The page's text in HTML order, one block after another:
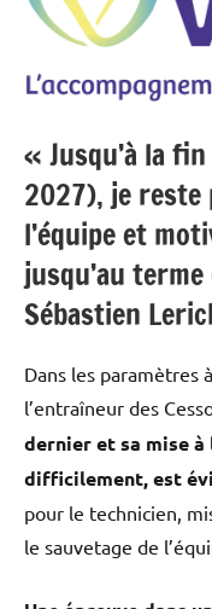
« Jusqu’à la
2027), je reste
l’équipe et
jusqu’au
Sébastien
Dans les paramètres
l’entraîneur des
dernier et sa mise à
difficilement, est
pour le technicien,
le sauvetage de